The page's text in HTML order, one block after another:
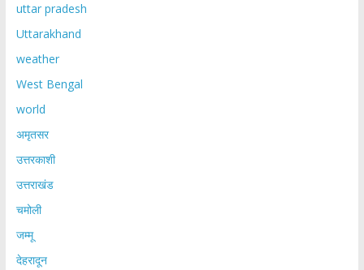
uttar pradesh
Uttarakhand
weather
West Bengal
world
अमृतसर
उत्तरकाशी
उत्तराखंड
चमोली
जम्मू
देहरादून